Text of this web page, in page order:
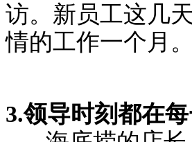
访。新员工这几
情的工作一个月
3.领导时刻都在